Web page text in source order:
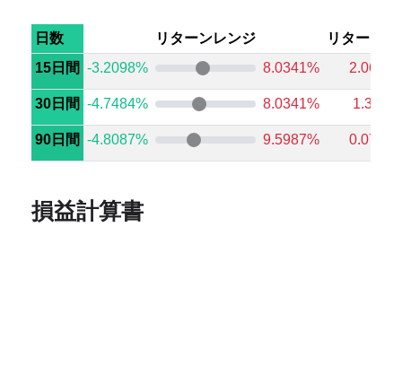
日数 リターンレンジ
リターン
15日間 -3.2098% 8.0341%
30日間 -4.7484% 8.0341% 1.385%
90日間 -4.8087% 9.5987%
損益計算書